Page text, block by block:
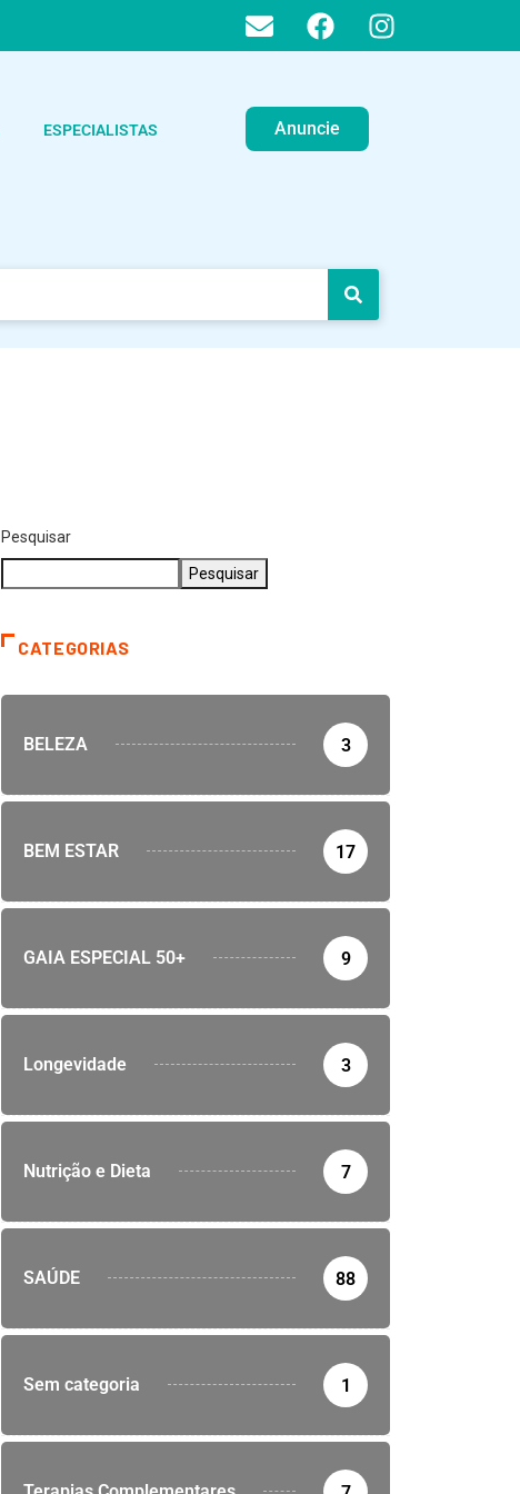
ESPECIALISTAS Anuncie
Pesquisar
Pesquisar
CATEGORIAS
BELEZA 3
BEM ESTAR 17
GAIA ESPECIAL 50+ 9
Longevidade 3
Nutrição e Dieta 7
SAÚDE 88
Sem categoria 1